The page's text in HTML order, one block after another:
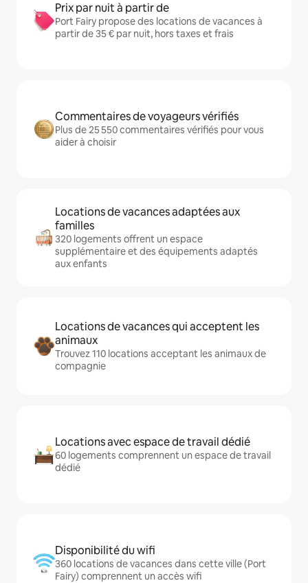
Prix par nuit à partir de
Port Fairy propose des locations de vacances à
partir de 35 € par nuit, hors taxes et frais
Commentaires de voyageurs vérifiés
Plus de 25 550 commentaires vérifiés pour vous
aider à choisir
Locations de vacances adaptées aux
familles
320 logements offrent un espace
supplémentaire et des équipements adaptés
aux enfants
Locations de vacances qui acceptent les
animaux
Trouvez 110 locations acceptant les animaux de
compagnie
Locations avec espace de travail dédié
60 logements comprennent un espace de travail
dédié
Disponibilité du wifi
360 locations de vacances dans cette ville (Port
Fairy) comprennent un accès wifi